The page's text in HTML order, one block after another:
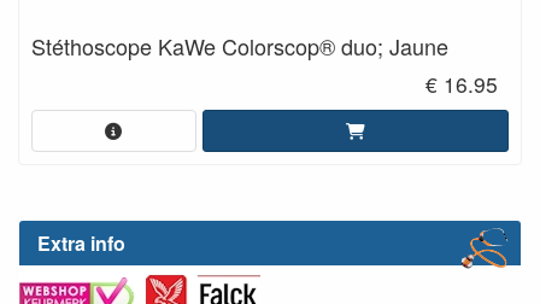
Extra info
Stéthoscope KaWe Colorscop® duo; Jaune
€ 16.95